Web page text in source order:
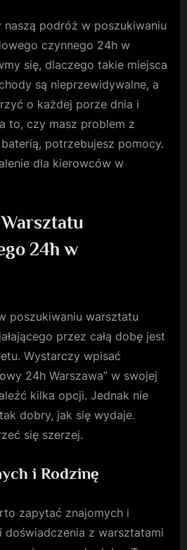
naszą podróż w poszukiwaniu
czynnego 24h w
się, dlaczego takie miejsca
są nieprzewidywalne, a
o każdej porze dnia i
to, czy masz problem z
potrzebujesz pomocy.
dla kierowców w
24h w
poszukiwaniu warsztatu
przez całą dobę jest
Wystarczy wpisać
24h Warszawa” w swojej
kilka opcji. Jednak nie
dobry, jak się wydaje.
się szerzej.
i Rodzinę
zapytać znajomych i
doświadczenia z warsztatami